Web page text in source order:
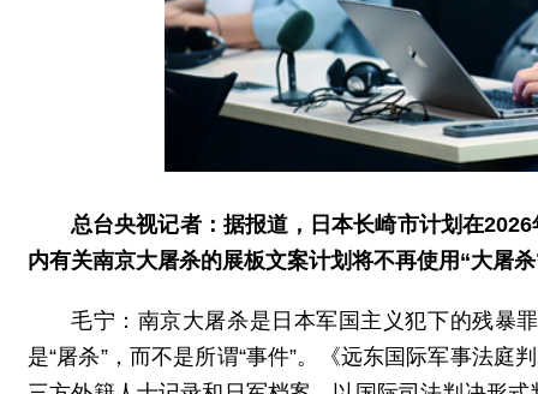
总台央视记者：据报道，日本长崎市计划在
内有关南京大屠杀的展板文案计划将不再使用“大屠
毛宁：南京大屠杀是日本军国主义犯下的残暴
是“屠杀”，而不是所谓“事件”。《远东国际军事法